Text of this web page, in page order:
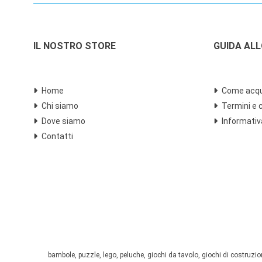
IL NOSTRO STORE
Home
Chi siamo
Dove siamo
Contatti
GUIDA
Come
Termini e
bambole, puzzle, lego, peluche, giochi da tavolo, giochi di